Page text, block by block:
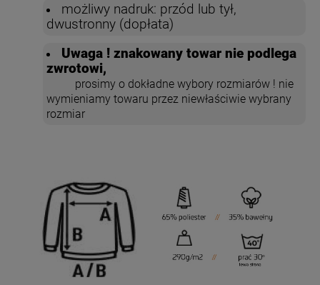
możliwy nadruk: przód lub tył,
dwustronny (dopłata)
Uwaga ! znakowany towar nie podlega
zwrotowi,
prosimy o dokładne wybory rozmiarów ! nie
wymieniamy towaru przez niewłaściwie wybrany
rozmiar